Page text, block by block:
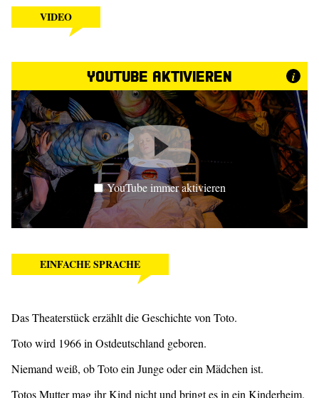
VIDEO
YouTube aktivieren i
YouTube immer aktivieren
EINFACHE SPRACHE
Das Theaterstück erzählt die Geschichte von Toto.
Toto wird 1966 in Ostdeutschland geboren.
Niemand weiß, ob Toto ein Junge oder ein Mädchen ist.
Totos Mutter mag ihr Kind nicht und bringt es in ein Kinderheim.